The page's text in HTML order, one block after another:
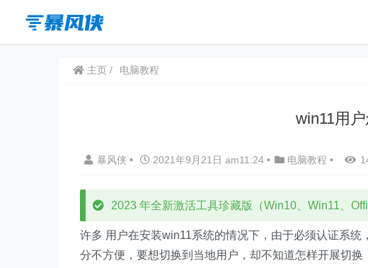
主页 电脑教程
win11用
暴风侠 • 2021年9月21日 am11:24 • 电脑教程 •
2023 年全新激活工具珍藏版（Win10、Win11、
许多 用户在安装win11系统的情况下，由于必须认证系
分不方便，要想切换到当地用户，却不知道怎样开展切